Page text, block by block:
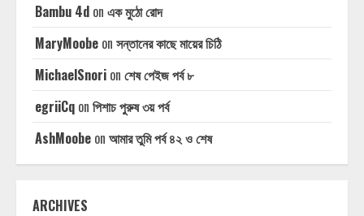
Bambu 4d on এক মুঠো রোদ
MaryMoobe on সন্তানের কাছে মায়ের চিঠি
MichaelSnori on শেষ পেইজ পর্ব ৮
egriiCq on পিশাচ পুরুষ ৩য় পর্ব
AshMoobe on আমার তুমি পর্ব ৪২ ও শেষ
ARCHIVES